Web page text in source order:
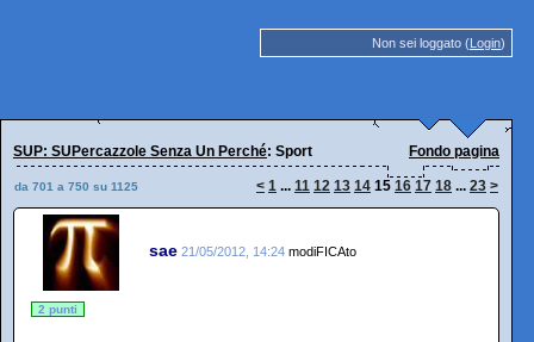
Non sei loggato (Login)
SUP: SUPercazzole Senza Un Perché: Sport Fondo pagina
da 701 a 750 su 1125 < 1 ... 11 12 13 14 15 16 17 18 ... 23 >
sae 21/05/2012, 14:24 modiFICAto
2 punti